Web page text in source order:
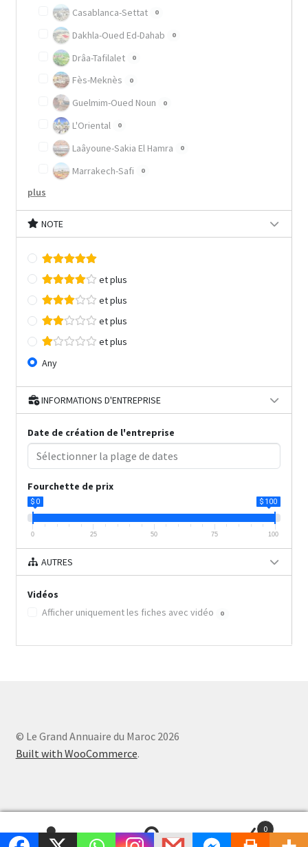
Casablanca-Settat 0
Dakhla-Oued Ed-Dahab 0
Drâa-Tafilalet 0
Fès-Meknès 0
Guelmim-Oued Noun 0
L'Oriental 0
Laâyoune-Sakia El Hamra 0
Marrakech-Safi 0
plus
NOTE
et plus
et plus
et plus
et plus
Any
INFORMATIONS D'ENTREPRISE
Date de création de l'entreprise
Fourchette de prix
$ 0 $ 100
0 25 50 75 100
AUTRES
Vidéos
Afficher uniquement les fiches avec vidéo
0
© Le Grand Annuaire du Maroc 2026
Built with WooCommerce.
Recherche
Recherche
0